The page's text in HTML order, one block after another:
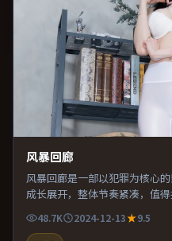
风暴回廊
风暴回廊是一部以犯罪为核心
成长展开，整体节奏紧凑，值得
48.7K 2024-12-13
9.5